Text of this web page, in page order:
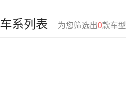
车系列表 为您筛选出0款车型